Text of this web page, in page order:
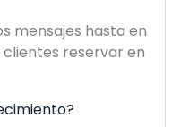
mensajes hasta en
clientes reservar en